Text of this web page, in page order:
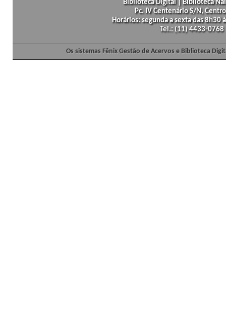
Biblioteca Digital | Biblioteca
Pc. IV Centenário S/N,
Horários: segunda a sexta das
Tel.: (11) 4433-
Os sistemas Fênix Gestão de Acervos e Biblioteca